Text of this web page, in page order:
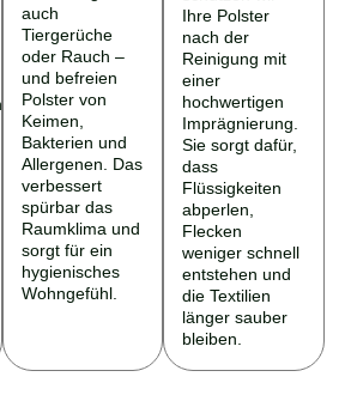
auch
Tiergerüche
oder Rauch –
und befreien
Polster von
Keimen,
Bakterien und
Allergenen. Das
verbessert
spürbar das
Raumklima und
sorgt für ein
hygienisches
Wohngefühl.
Ihre Polster
nach der
Reinigung mit
einer
hochwertigen
Imprägnierung.
Sie sorgt dafür,
dass
Flüssigkeiten
abperlen,
Flecken
weniger schnell
entstehen und
die Textilien
länger sauber
bleiben.